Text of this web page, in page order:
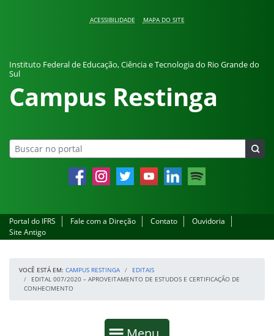
ACESSIBILIDADE MAPA DO SITE
Instituto Federal de Educação, Ciência e Tecnologia do Rio Grande do
Sul
Campus Restinga
FacebookInstagramTwitter YouTube LinkedIn Spotify
Portal do IFRS Fale com a Direção Contato
Ouvidoria
Site Antigo
VOCÊ ESTÁ EM: CAMPUS RESTINGA
EDITAIS
EDITAL 007/2020 – APROVEITAMENTO DE ESTUDOS E CERTIFICAÇÃO DE
CONHECIMENTO
Mostrar